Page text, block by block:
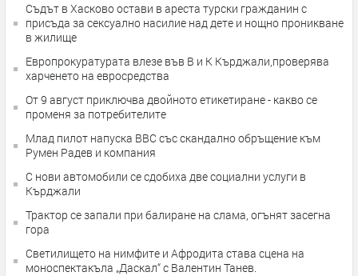
Съдът в Хасково остави в ареста турски гражданин с
присъда за сексуално насилие над дете и нощно проникване
в жилище
Европрокуратурата влезе във В и К Кърджали,проверява
харченето на евросредства
От 9 август приключва двойното етикетиране - какво се
променя за потребителите
Млад пилот напуска ВВС със скандално обръщение към
Румен Радев и компания
С нови автомобили се сдобиха две социални услуги в
Кърджали
Трактор се запали при балиране на слама, огънят засегна
гора
Светилището на нимфите и Афродита става сцена на
моноспектакъла „Даскал“ с Валентин Танев.